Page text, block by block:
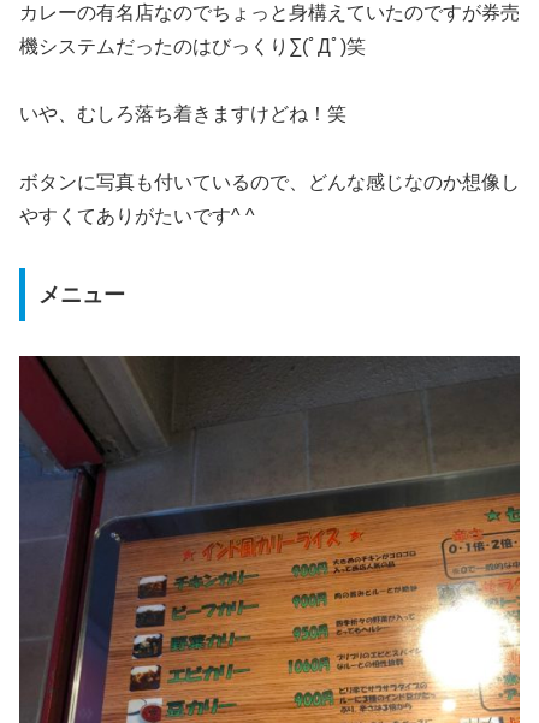
カレーの有名店なのでちょっと身構えていたのですが券売
機システムだったのはびっくり∑(ﾟДﾟ)笑
いや、むしろ落ち着きますけどね！笑
ボタンに写真も付いているので、どんな感じなのか想像し
やすくてありがたいです^ ^
メニュー